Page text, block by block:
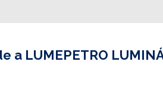
a LUMEPETRO